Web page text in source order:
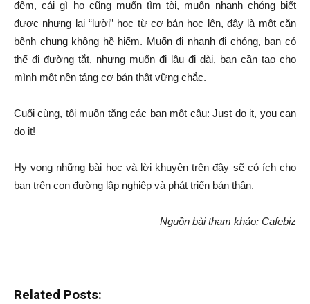
đêm, cái gì họ cũng muốn tìm tòi, muốn nhanh chóng biết
được nhưng lại “lười” học từ cơ bản học lên, đây là một căn
bệnh chung không hề hiếm. Muốn đi nhanh đi chóng, bạn có
thể đi đường tắt, nhưng muốn đi lâu đi dài, bạn cần tạo cho
mình một nền tảng cơ bản thật vững chắc.
Cuối cùng, tôi muốn tặng các bạn một câu: Just do it, you can
do it!
Hy vọng những bài học và lời khuyên trên đây sẽ có ích cho
bạn trên con đường lập nghiệp và phát triển bản thân.
Nguồn bài tham khảo: Cafebiz
Related Posts: